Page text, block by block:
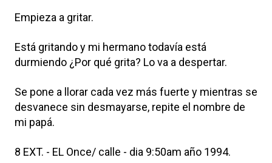
Empieza a gritar.
Está gritando y mi hermano todavía está
durmiendo ¿Por qué grita? Lo va a despertar.
Se pone a llorar cada vez más fuerte y mientras se
desvanece sin desmayarse, repite el nombre de
mi papá.
8 EXT. - EL Once/ calle - dia 9:50am año 1994.